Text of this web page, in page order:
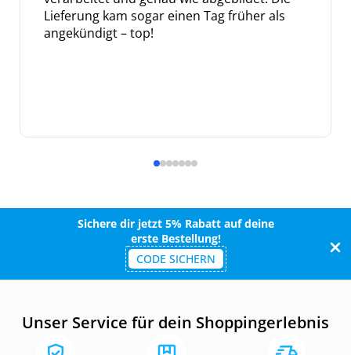
Lieferung kam sogar einen Tag früher als
angekündigt – top!
Sichere dir jetzt 5% Rabatt auf deine
erste Bestellung!
CODE SICHERN
Unser Service für dein Shoppingerlebnis